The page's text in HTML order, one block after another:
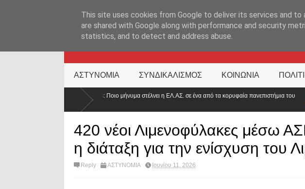
KATEHACKER
ΑΣΤΥΝΟΜΙΑ ΣΥΝΔΙΚΑΛΙΣΜΟΣ ΚΟΙΝΩΝΙΑ
Tufts: Ποιο μήνυμα στέλνει η ΕΛ.ΑΣ. σε ένα από τα κορυφαία πανεπιστήμια του
«Η Ελλάδα δεν είναι
420 νέοι Λιμενοφύλακες μέσω
η διάταξη για την ενίσχυση του
Reply ΑΣΤΥΝΟΜΙΑ Ιουνίου 11, 2026
This site uses cookies from Google to deliver its services and to
are shared with Google along with performance and security
statistics, and to detect and address abuse.